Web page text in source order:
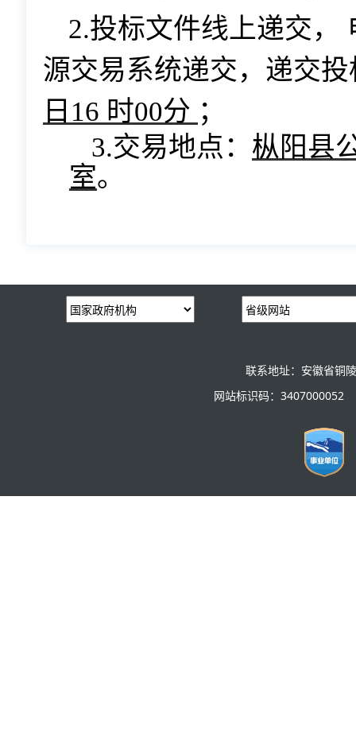
2.投标文件线上递交，
源交易系统递交，递交投
日 16 时00分 ；
3.交易地点： 枞阳县
室。
联系地址：安徽省铜
网站标识码：3407000052